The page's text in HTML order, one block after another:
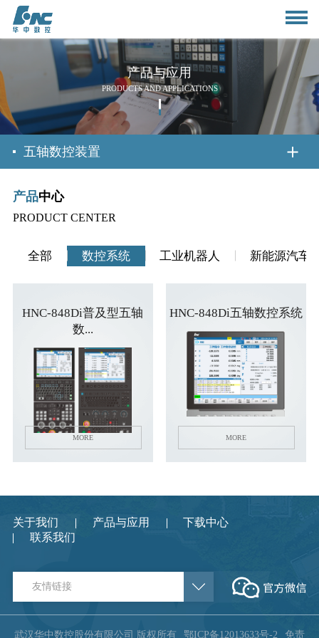
首页
关于我们
公司简介
董事长致辞
组织架构
企业文化
资质荣誉
员工风采
新闻资讯
行业动态
媒体报道
公示公告
视频中心
产品中心
应用案例
技术分享
投资者关系
投资者提问
法制宣传
联系我们
人力资源
产品与应用
PRODUCTS AND APPLICATIONS
五轴数控装置
产品中心
PRODUCT CENTER
全部 数控系统 工业机器人 新能源汽车
HNC-848Di普及型五轴
数...
MORE
HNC-848Di五轴数控系统
MORE
关于我们 产品与应用
下载中心
联系我们
友情链接
武汉华中数控股份有限公司 版权所有 鄂ICP备12013633号-2 免责